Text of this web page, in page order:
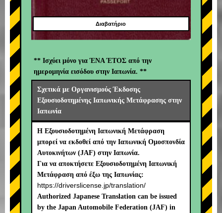
Διαβατήριο
** Ισχύει μόνο για ΈΝΑ ΈΤΟΣ από την
ημερομηνία εισόδου στην Ιαπωνία. **
Σχετικά με Οργανισμούς Έκδοσης
Εξουσιοδοτημένης Ιαπωνικής Μετάφρασης στην
Ιαπωνία
Η Εξουσιοδοτημένη Ιαπωνική Μετάφραση
μπορεί να εκδοθεί από την Ιαπωνική Ομοσπονδία
Αυτοκινήτων (JAF) στην Ιαπωνία.
Για να αποκτήσετε Εξουσιοδοτημένη Ιαπωνική
Μετάφραση από έξω της Ιαπωνίας:
https://driverslicense.jp/translation/
Authorized Japanese Translation can be issued
by the Japan Automobile Federation (JAF) in